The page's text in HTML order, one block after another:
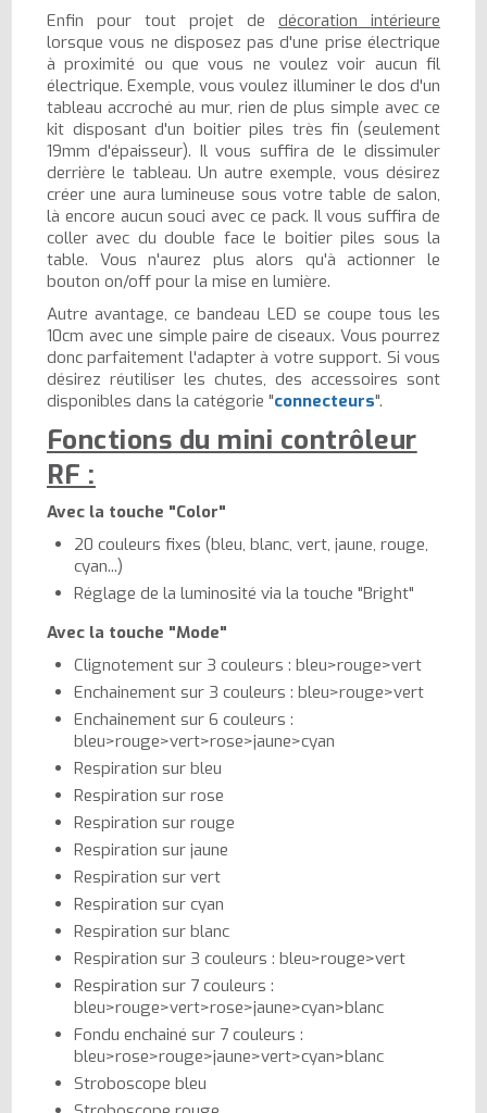
Enfin pour tout projet de décoration intérieure
lorsque vous ne disposez pas d'une prise électrique
à proximité ou que vous ne voulez voir aucun fil
électrique. Exemple, vous voulez illuminer le dos d'un
tableau accroché au mur, rien de plus simple avec ce
kit disposant d'un boitier piles très fin (seulement
19mm d'épaisseur). Il vous suffira de le dissimuler
derrière le tableau. Un autre exemple, vous désirez
créer une aura lumineuse sous votre table de salon,
là encore aucun souci avec ce pack. Il vous suffira de
coller avec du double face le boitier piles sous la
table. Vous n'aurez plus alors qu'à actionner le
bouton on/off pour la mise en lumière.
Autre avantage, ce bandeau LED se coupe tous les
10cm avec une simple paire de ciseaux. Vous pourrez
donc parfaitement l'adapter à votre support. Si vous
désirez réutiliser les chutes, des accessoires sont
disponibles dans la catégorie "connecteurs".
Fonctions du mini contrôleur
RF :
Avec la touche "Color"
20 couleurs fixes (bleu, blanc, vert, jaune, rouge,
cyan...)
Réglage de la luminosité via la touche "Bright"
Avec la touche "Mode"
Clignotement sur 3 couleurs : bleu>rouge>vert
Enchainement sur 3 couleurs : bleu>rouge>vert
Enchainement sur 6 couleurs :
bleu>rouge>vert>rose>jaune>cyan
Respiration sur bleu
Respiration sur rose
Respiration sur rouge
Respiration sur jaune
Respiration sur vert
Respiration sur cyan
Respiration sur blanc
Respiration sur 3 couleurs : bleu>rouge>vert
Respiration sur 7 couleurs :
bleu>rouge>vert>rose>jaune>cyan>blanc
Fondu enchainé sur 7 couleurs :
bleu>rose>rouge>jaune>vert>cyan>blanc
Stroboscope bleu